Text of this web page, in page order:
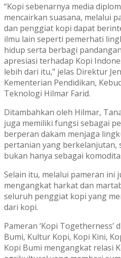
“Kopi sebenarnya media
mencairkan suasana, melalui
dan penggiat kopi dapat
ilmu lain seperti pemerhati
hidup serta berbagi
apresiasi terhadap Kopi
lebih dari itu,” jelas Direktur
Kementerian Pendidikan,
Teknologi Hilmar Farid.
Ditambahkan oleh Hilmar,
juga memiliki fungsi sebagai
berperan dakam menjaga
pertanian yang berkelanjutan,
bukan hanya sebagai
Selain itu, melalui pameran ini
mengangkat harkat dan
seluruh penggiat kopi yang
dari kopi.
Pameran ‘Kopi Togetherness’
Bumi, Kultur Kopi, Kopi Kini,
Kopi Bumi mengangkat relasi